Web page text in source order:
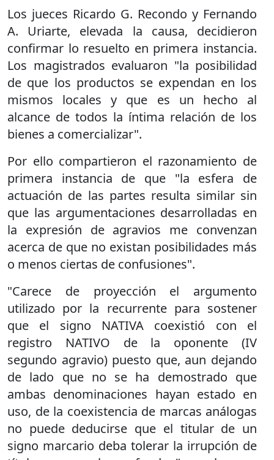
Los jueces Ricardo G. Recondo y Fernando
A. Uriarte, elevada la causa, decidieron
confirmar lo resuelto en primera instancia.
Los magistrados evaluaron "la posibilidad
de que los productos se expendan en los
mismos locales y que es un hecho al
alcance de todos la íntima relación de los
bienes a comercializar".
Por ello compartieron el razonamiento de
primera instancia de que "la esfera de
actuación de las partes resulta similar sin
que las argumentaciones desarrolladas en
la expresión de agravios me convenzan
acerca de que no existan posibilidades más
o menos ciertas de confusiones".
"Carece de proyección el argumento
utilizado por la recurrente para sostener
que el signo NATIVA coexistió con el
registro NATIVO de la oponente (IV
segundo agravio) puesto que, aun dejando
de lado que no se ha demostrado que
ambas denominaciones hayan estado en
uso, de la coexistencia de marcas análogas
no puede deducirse que el titular de un
signo marcario deba tolerar la irrupción de